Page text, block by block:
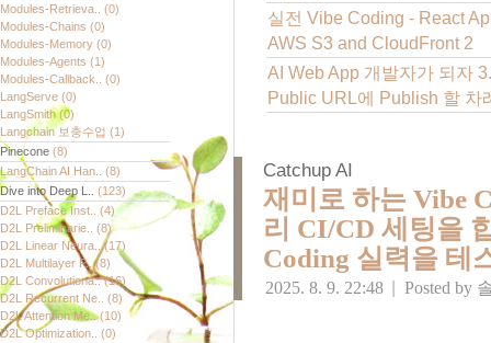
Modules-Retrieva.. (0)
Modules-Chains (0)
Modules-Memory (0)
Modules-Agents (1)
Modules-Callback.. (0)
LangServe (0)
LangSmith(0)
Langchain 보충수업 (1)
Pinecone (8)
LangChain AI Han.. (8)
Dive into Deep L.. (123)
D2L Preface Inst.. (4)
D2L Preliminarie.. (8)
D2L Linear Neura..(17)
D2L Multilayer P..(8)
D2L Convolutiona..(16)
D2L Recurrent Ne.. (8)
D2L Attention Me..(10)
D2L Optimization.. (0)
실전 Vibe Coding - React
AWS S3 and CloudFront 2
AI Web App 개발자가 되자
Public URL에 Publish 할 차
Catchup AI
재미로 하는 Vibe
리 CI/CD 세팅을
Coding 실력을 테
2025. 8. 9. 22:48 Posted by